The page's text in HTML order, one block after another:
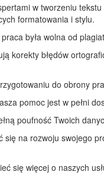
w tworzeniu
formatowania i stylu.
była wolna od
korekty błędów
do obrony
pomoc jest w pełni
poufność Twoich
się na rozwoju swojego
się więcej o naszych